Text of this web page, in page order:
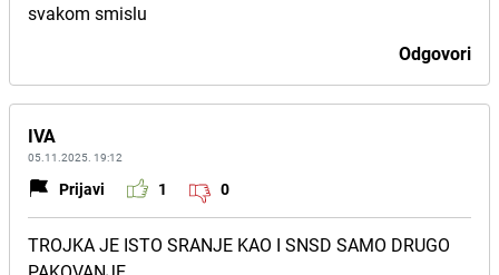
svakom smislu
Odgovori
IVA
05.11.2025. 19:12
Prijavi 1 0
TROJKA JE ISTO SRANJE KAO I SNSD SAMO DRUGO